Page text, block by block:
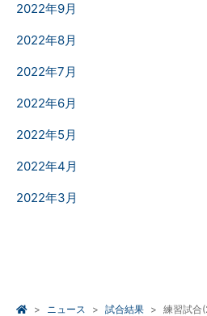
2022年9月
2022年8月
2022年7月
2022年6月
2022年5月
2022年4月
2022年3月
ニュース 試合結果 練習試合